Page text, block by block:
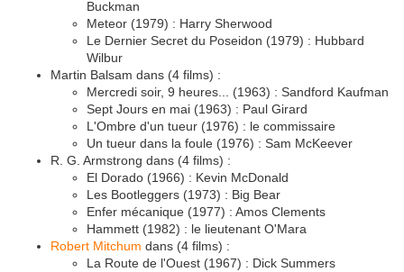
Buckman
Meteor (1979) : Harry Sherwood
Le Dernier Secret du Poseidon (1979) : Hubbard
Wilbur
Martin Balsam dans (4 films) :
Mercredi soir, 9 heures... (1963) : Sandford Kaufman
Sept Jours en mai (1963) : Paul Girard
L'Ombre d'un tueur (1976) : le commissaire
Un tueur dans la foule (1976) : Sam McKeever
R. G. Armstrong dans (4 films) :
El Dorado (1966) : Kevin McDonald
Les Bootleggers (1973) : Big Bear
Enfer mécanique (1977) : Amos Clements
Hammett (1982) : le lieutenant O'Mara
Robert Mitchum dans (4 films) :
La Route de l'Ouest (1967) : Dick Summers